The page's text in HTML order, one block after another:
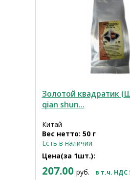
Золотой квадратик
qian shun...
Китай
Вес нетто: 50 г
Есть в наличии
Цена(за 1шт.):
207.00 руб. в т.ч. НДС